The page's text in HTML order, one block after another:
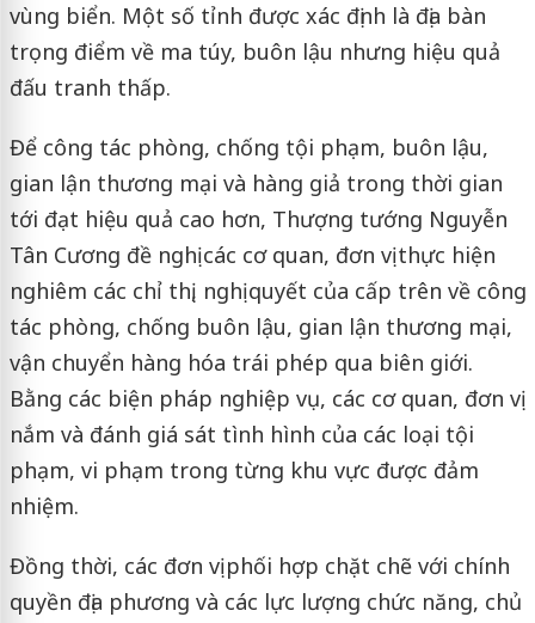
vùng biển. Một số tỉnh được xác định là địa bàn
trọng điểm về ma túy, buôn lậu nhưng hiệu quả
đấu tranh thấp.
Để công tác phòng, chống tội phạm, buôn lậu,
gian lận thương mại và hàng giả trong thời gian
tới đạt hiệu quả cao hơn, Thượng tướng Nguyễn
Tân Cương đề nghị các cơ quan, đơn vị thực hiện
nghiêm các chỉ thị, nghị quyết của cấp trên về công
tác phòng, chống buôn lậu, gian lận thương mại,
vận chuyển hàng hóa trái phép qua biên giới.
Bằng các biện pháp nghiệp vụ, các cơ quan, đơn vị
nắm và đánh giá sát tình hình của các loại tội
phạm, vi phạm trong từng khu vực được đảm
nhiệm.
Đồng thời, các đơn vị phối hợp chặt chẽ với chính
quyền địa phương và các lực lượng chức năng, chủ